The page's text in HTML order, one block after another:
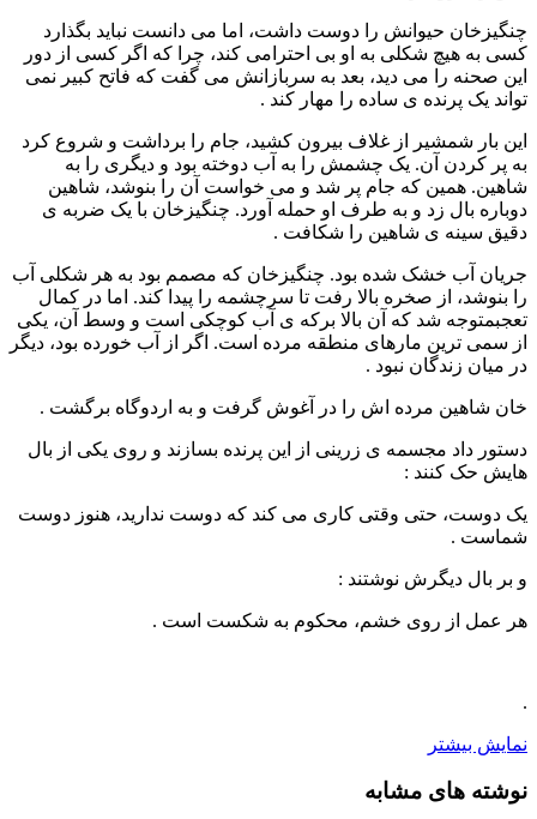
چنگیزخان حیوانش را دوست داشت، اما می دانست نباید بگذارد
کسی به هیچ شکلی به او بی احترامی کند، چرا که اگر کسی از دور
این صحنه را می دید، بعد به سربازانش می گفت که فاتح کبیر نمی
تواند یک پرنده ی ساده را مهار کند .
این بار شمشیر از غلاف بیرون کشید، جام را برداشت و شروع کرد
به پر کردن آن. یک چشمش را به آب دوخته بود و دیگری را به
شاهین. همین که جام پر شد و می خواست آن را بنوشد، شاهین
دوباره بال زد و به طرف او حمله آورد. چنگیزخان با یک ضربه ی
دقیق سینه ی شاهین را شکافت .
جریان آب خشک شده بود. چنگیزخان که مصمم بود به هر شکلی آب
را بنوشد، از صخره بالا رفت تا سرچشمه را پیدا کند. اما در کمال
تعجبمتوجه شد که آن بالا برکه ی آب کوچکی است و وسط آن، یکی
از سمی ترین مارهای منطقه مرده است. اگر از آب خورده بود، دیگر
در میان زندگان نبود .
خان شاهین مرده اش را در آغوش گرفت و به اردوگاه برگشت .
دستور داد مجسمه ی زرینی از این پرنده بسازند و روی یکی از بال
هایش حک کنند :
یک دوست، حتی وقتی کاری می کند که دوست ندارید، هنوز دوست
شماست .
و بر بال دیگرش نوشتند :
هر عمل از روی خشم، محکوم به شکست است .
.
نمایش بیشتر
نوشته های مشابه